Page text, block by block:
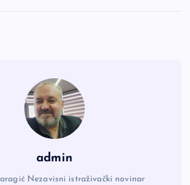
admin
Nezavisni istraživački novinar